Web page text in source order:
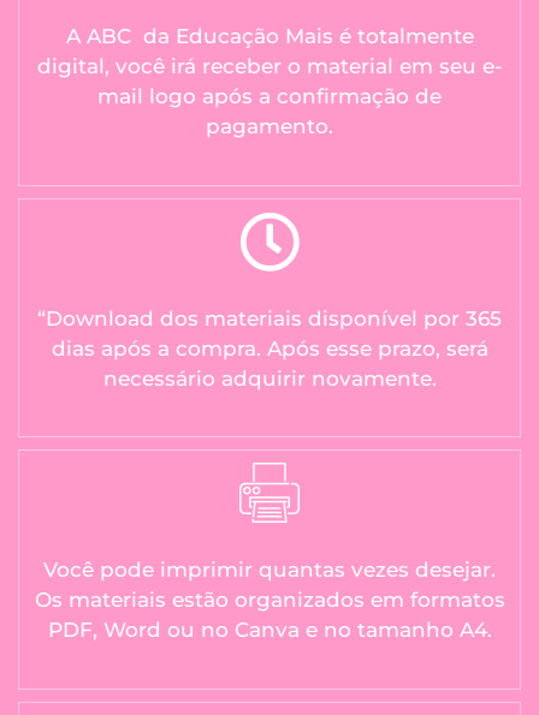
A ABC da Educação Mais é totalmente
digital, você irá receber o material em seu e-
mail logo após a confirmação de
pagamento.
“Download dos materiais disponível por 365
dias após a compra. Após esse prazo, será
necessário adquirir novamente.
Você pode imprimir quantas vezes desejar.
Os materiais estão organizados em formatos
PDF, Word ou no Canva e no tamanho A4.